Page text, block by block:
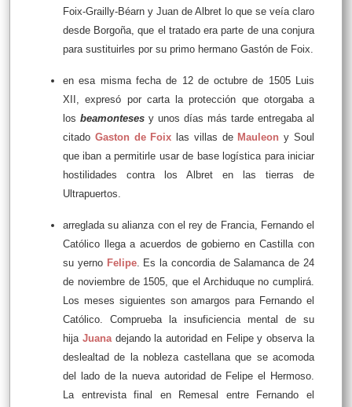
Foix-Grailly-Béarn y Juan de Albret lo que se veía claro
desde Borgoña, que el tratado era parte de una conjura
para sustituirles por su primo hermano Gastón de Foix.
en esa misma fecha de 12 de octubre de 1505 Luis
XII, expresó por carta la protección que otorgaba a
los beamonteses y unos días más tarde entregaba al
citado Gaston de Foix las villas de Mauleon y Soul
que iban a permitirle usar de base logística para iniciar
hostilidades contra los Albret en las tierras de
Ultrapuertos.
arreglada su alianza con el rey de Francia, Fernando el
Católico llega a acuerdos de gobierno en Castilla con
su yerno Felipe. Es la concordia de Salamanca de 24
de noviembre de 1505, que el Archiduque no cumplirá.
Los meses siguientes son amargos para Fernando el
Católico. Comprueba la insuficiencia mental de su
hija Juana dejando la autoridad en Felipe y observa la
deslealtad de la nobleza castellana que se acomoda
del lado de la nueva autoridad de Felipe el Hermoso.
La entrevista final en Remesal entre Fernando el